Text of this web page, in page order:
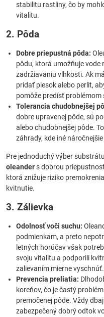
stabilitu rastliny, čo by
vitalitu.
2. Pôda
Dobre priepustná pôda:
pôdu, ktorá umožňuje
zadržiavaniu vlhkosti. Ak
pridať piesok alebo perlit,
pomôže predísť problémom
Tolerancia chudobnejšej
dobre upravenej pôde, sú
alebo chudobnejšej pôde.
záhrady, kde iné
Pre jednoduchý výber
oleanders dobrou
ktorá znižuje riziko
kvitnutie.
3. Zálievka
Odolnosť voči suchu:
podmienkam, a preto
letných horúčav však
svoju vitalitu a podporili
zalievaním mierne vyschnúť.
Prevencia preliatia:
koreňov, čo je častý
premočenej pôde. Vždy
zabezpečený dobrý odtok